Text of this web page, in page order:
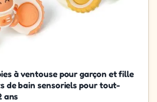
à ventouse pour garçon et fille
de bain sensoriels pour tout-
ans